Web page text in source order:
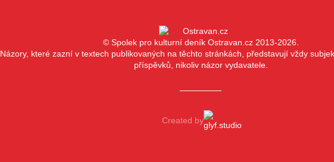
© Spolek pro kulturní deník Ostravan.cz 2013-2026.
Názory, které zazní v textech publikovaných na těchto stránkách, představují vždy
příspěvků, nikoliv názor vydavatele.
Created by